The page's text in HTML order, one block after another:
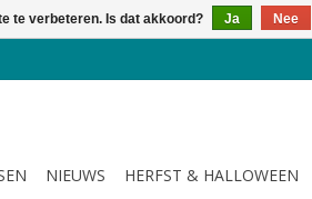
NIEUWS HERFST & HALLOWEEN
te verbeteren. Is dat akkoord? Ja Nee